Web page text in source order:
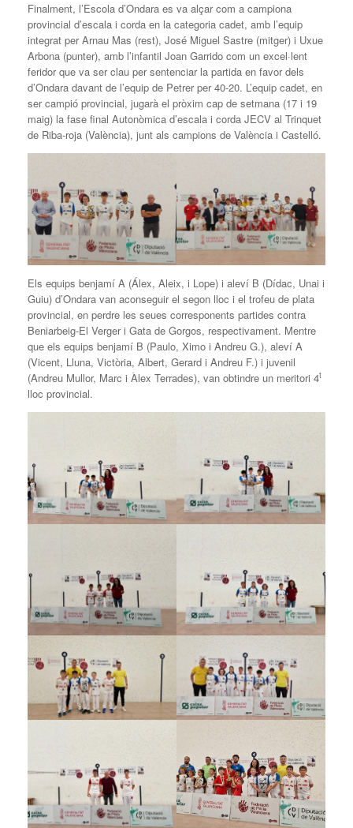
Finalment, l’Escola d’Ondara es va alçar com a campiona
provincial d’escala i corda en la categoria cadet, amb l’equip
integrat per Arnau Mas (rest), José Miguel Sastre (mitger) i Uxue
Arbona (punter), amb l’infantil Joan Garrido com un excel·lent
feridor que va ser clau per sentenciar la partida en favor dels
d’Ondara davant de l’equip de Petrer per 40-20. L’equip cadet, en
ser campió provincial, jugarà el pròxim cap de setmana (17 i 19
maig) la fase final Autonòmica d’escala i corda JECV al Trinquet
de Riba-roja (València), junt als campions de València i Castelló.
Els equips benjamí A (Álex, Aleix, i Lope) i aleví B (Dídac, Unai i
Guiu) d’Ondara van aconseguir el segon lloc i el trofeu de plata
provincial, en perdre les seues corresponents partides contra
Beniarbeig-El Verger i Gata de Gorgos, respectivament. Mentre
que els equips benjamí B (Paulo, Ximo i Andreu G.), aleví A
(Vicent, Lluna, Victòria, Albert, Gerard i Andreu F.) i juvenil
(Andreu Mullor, Marc i Àlex Terrades), van obtindre un meritori 4t
lloc provincial.